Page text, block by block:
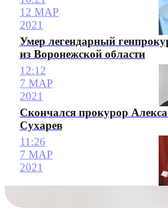
12 МАР
2021
Умер легендарный
из Воронежской области
12:12
7 МАР
2021
Скончался прокурор
Сухарев
11:26
7 МАР
2021